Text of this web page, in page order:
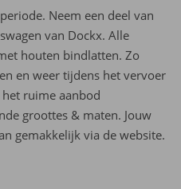
Neem een deel van
van Dockx. Alle
houten bindlatten. Zo
en weer tijdens het vervoer
ruime aanbod
groottes & maten. Jouw
gemakkelijk via de website.